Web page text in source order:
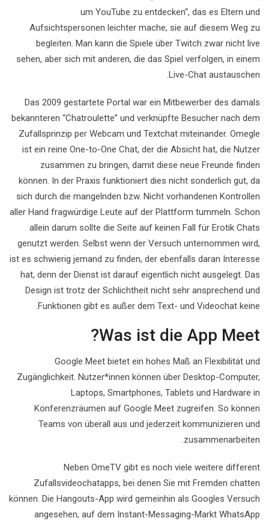
um YouTube zu entdecken“, das es Eltern und
Aufsichtspersonen leichter mache, sie auf diesem Weg zu
begleiten. Man kann die Spiele über Twitch zwar nicht live
sehen, aber sich mit anderen, die das Spiel verfolgen, in einem
Live-Chat austauschen.
Das 2009 gestartete Portal war ein Mitbewerber des damals
bekannteren “Chatroulette” und verknüpfte Besucher nach dem
Zufallsprinzip per Webcam und Textchat miteinander. Omegle
ist ein reine One-to-One Chat, der die Absicht hat, die Nutzer
zusammen zu bringen, damit diese neue Freunde finden
können. In der Praxis funktioniert dies nicht sonderlich gut, da
sich durch die mangelnden bzw. Nicht vorhandenen Kontrollen
aller Hand fragwürdige Leute auf der Plattform tummeln. Schon
allein darum sollte die Seite auf keinen Fall für Erotik Chats
genutzt werden. Selbst wenn der Versuch unternommen wird,
ist es schwierig jemand zu finden, der ebenfalls daran Interesse
hat, denn der Dienst ist darauf eigentlich nicht ausgelegt. Das
Design ist trotz der Schlichtheit nicht sehr ansprechend und
Funktionen gibt es außer dem Text- und Videochat keine.
Was ist die App Meet?
Google Meet bietet ein hohes Maß an Flexibilität und
Zugänglichkeit. Nutzer*innen können über Desktop-Computer,
Laptops, Smartphones, Tablets und Hardware in
Konferenzräumen auf Google Meet zugreifen. So können
Teams von überall aus und jederzeit kommunizieren und
zusammenarbeiten.
Neben OmeTV gibt es noch viele weitere different
Zufallsvideochatapps, bei denen Sie mit Fremden chatten
können. Die Hangouts-App wird gemeinhin als Googles Versuch
angesehen, auf dem Instant-Messaging-Markt WhatsApp